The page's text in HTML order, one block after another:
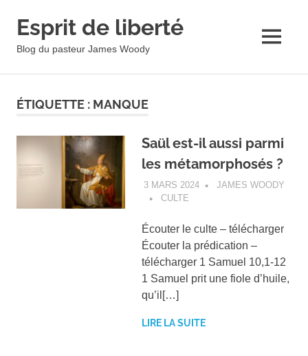
Esprit de liberté
Blog du pasteur James Woody MENU
ÉTIQUETTE : MANQUE
Saül est-il aussi parmi
les métamorphosés ?
3 MARS 2024
JAMES WOODY
CULTE
Écouter le culte – télécharger
Écouter la prédication –
télécharger 1 Samuel 10,1-12
1 Samuel prit une fiole d’huile,
qu’il[…]
LIRE LA SUITE